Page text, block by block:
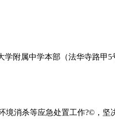
附属中学本部（法华寺路甲5
消杀等应急处置工作?©，坚